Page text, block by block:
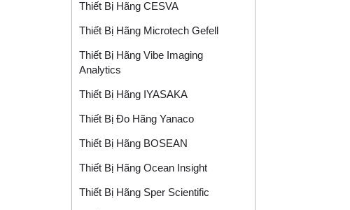
Thiết Bị Hãng CESVA
Thiết Bị Hãng Microtech Gefell
Thiết Bị Hãng Vibe Imaging
Analytics
Thiết Bị Hãng IYASAKA
Thiết Bị Đo Hãng Yanaco
Thiết Bị Hãng BOSEAN
Thiết Bị Hãng Ocean Insight
Thiết Bị Hãng Sper Scientific